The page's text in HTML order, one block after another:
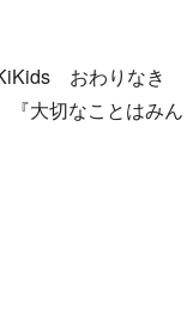
おわりなき
大切なことはみん